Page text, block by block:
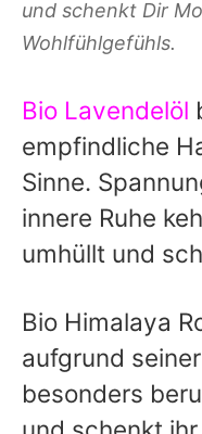
und schenkt Dir
Wohlfühlgefühls.
Bio Lavendelöl
empfindliche
Sinne.
innere Ruhe
umhüllt und
Bio Himalaya
aufgrund
besonders